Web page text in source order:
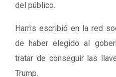
del público.
Harris escribió en la red
de haber elegido al
tratar de conseguir las
Trump.